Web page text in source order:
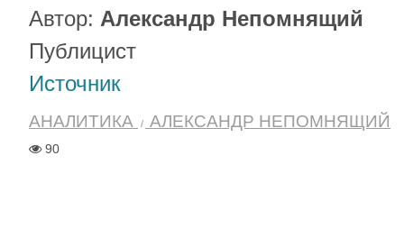
Автор: Александр Непомнящий
Публицист
Источник
АНАЛИТИКА АЛЕКСАНДР НЕПОМНЯЩИЙ
90